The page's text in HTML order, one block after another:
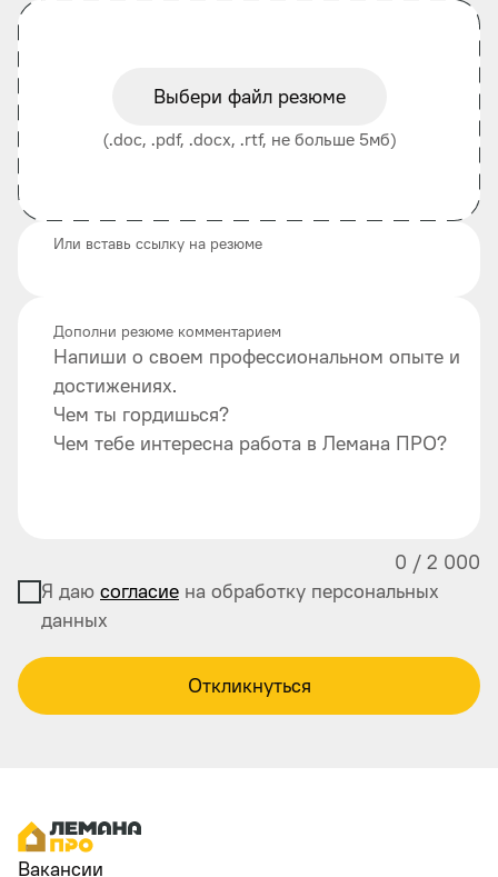
Выбери файл резюме
(.doc, .pdf, .docx, .rtf, не больше 5мб)
Или вставь ссылку на резюме
Напиши о своем профессиональном опыте и
достижениях.
Чем ты гордишься?
Чем тебе интересна работа в Лемана ПРО?
Дополни резюме комментарием
0 / 2 000
Я даю согласие на обработку персональных
данных
Откликнуться
Вакансии